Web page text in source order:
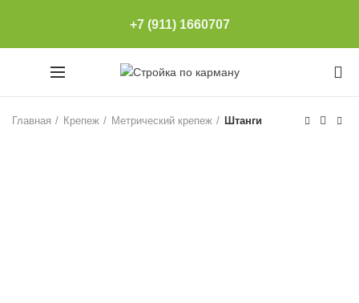
+7 (911) 1660707
Главная Крепеж Метрический крепеж Штанги